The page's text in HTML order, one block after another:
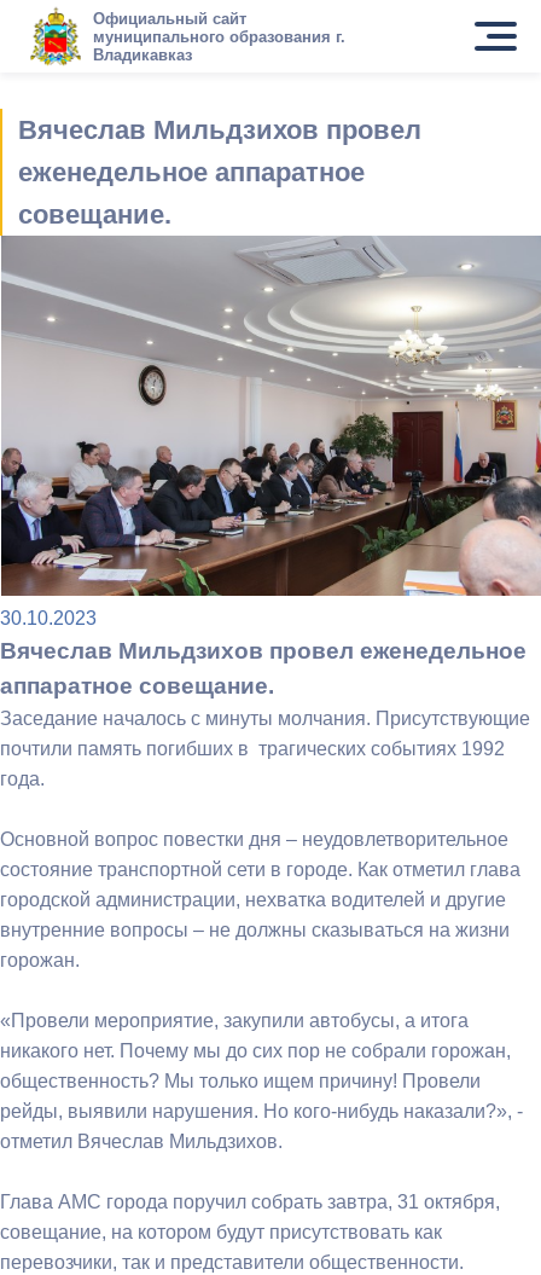
Официальный сайт
муниципального образования г.
Владикавказ
Вячеслав Мильдзихов провел
еженедельное аппаратное
совещание.
30.10.2023
Вячеслав Мильдзихов провел еженедельное
аппаратное совещание.
Заседание началось с минуты молчания. Присутствующие
почтили память погибших в трагических событиях 1992
года.
Основной вопрос повестки дня – неудовлетворительное
состояние транспортной сети в городе. Как отметил глава
городской администрации, нехватка водителей и другие
внутренние вопросы – не должны сказываться на жизни
горожан.
«Провели мероприятие, закупили автобусы, а итога
никакого нет. Почему мы до сих пор не собрали горожан,
общественность? Мы только ищем причину! Провели
рейды, выявили нарушения. Но кого-нибудь наказали?», -
отметил Вячеслав Мильдзихов.
Глава АМС города поручил собрать завтра, 31 октября,
совещание, на котором будут присутствовать как
перевозчики, так и представители общественности.